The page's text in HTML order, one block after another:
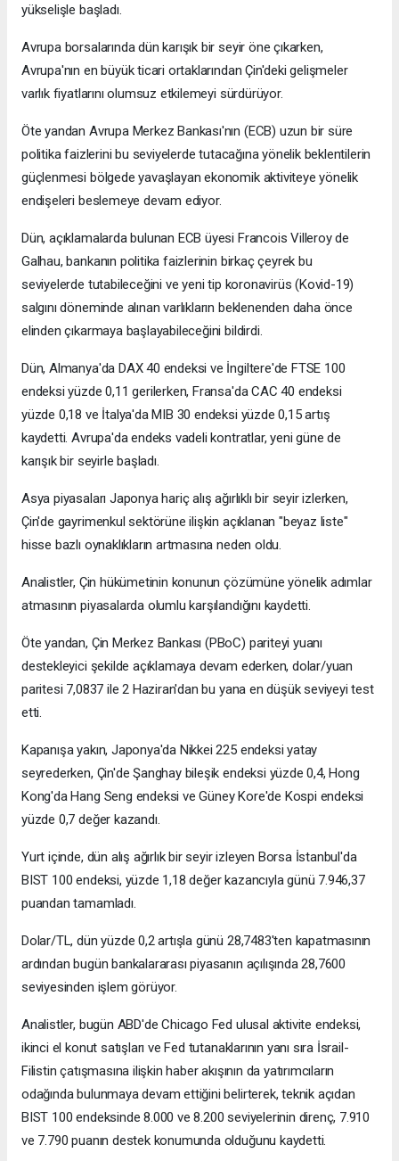
yükselişle başladı.
Avrupa borsalarında dün karışık bir seyir öne çıkarken,
Avrupa'nın en büyük ticari ortaklarından Çin'deki gelişmeler
varlık fiyatlarını olumsuz etkilemeyi sürdürüyor.
Öte yandan Avrupa Merkez Bankası'nın (ECB) uzun bir süre
politika faizlerini bu seviyelerde tutacağına yönelik beklentilerin
güçlenmesi bölgede yavaşlayan ekonomik aktiviteye yönelik
endişeleri beslemeye devam ediyor.
Dün, açıklamalarda bulunan ECB üyesi Francois Villeroy de
Galhau, bankanın politika faizlerinin birkaç çeyrek bu
seviyelerde tutabileceğini ve yeni tip koronavirüs (Kovid-19)
salgını döneminde alınan varlıkların beklenenden daha önce
elinden çıkarmaya başlayabileceğini bildirdi.
Dün, Almanya'da DAX 40 endeksi ve İngiltere'de FTSE 100
endeksi yüzde 0,11 gerilerken, Fransa'da CAC 40 endeksi
yüzde 0,18 ve İtalya'da MIB 30 endeksi yüzde 0,15 artış
kaydetti. Avrupa'da endeks vadeli kontratlar, yeni güne de
karışık bir seyirle başladı.
Asya piyasaları Japonya hariç alış ağırlıklı bir seyir izlerken,
Çin'de gayrimenkul sektörüne ilişkin açıklanan "beyaz liste"
hisse bazlı oynaklıkların artmasına neden oldu.
Analistler, Çin hükümetinin konunun çözümüne yönelik adımlar
atmasının piyasalarda olumlu karşılandığını kaydetti.
Öte yandan, Çin Merkez Bankası (PBoC) pariteyi yuanı
destekleyici şekilde açıklamaya devam ederken, dolar/yuan
paritesi 7,0837 ile 2 Haziran'dan bu yana en düşük seviyeyi test
etti.
Kapanışa yakın, Japonya'da Nikkei 225 endeksi yatay
seyrederken, Çin'de Şanghay bileşik endeksi yüzde 0,4, Hong
Kong'da Hang Seng endeksi ve Güney Kore'de Kospi endeksi
yüzde 0,7 değer kazandı.
Yurt içinde, dün alış ağırlık bir seyir izleyen Borsa İstanbul'da
BIST 100 endeksi, yüzde 1,18 değer kazancıyla günü 7.946,37
puandan tamamladı.
Dolar/TL, dün yüzde 0,2 artışla günü 28,7483'ten kapatmasının
ardından bugün bankalararası piyasanın açılışında 28,7600
seviyesinden işlem görüyor.
Analistler, bugün ABD'de Chicago Fed ulusal aktivite endeksi,
ikinci el konut satışları ve Fed tutanaklarının yanı sıra İsrail-
Filistin çatışmasına ilişkin haber akışının da yatırımcıların
odağında bulunmaya devam ettiğini belirterek, teknik açıdan
BIST 100 endeksinde 8.000 ve 8.200 seviyelerinin direnç, 7.910
ve 7.790 puanın destek konumunda olduğunu kaydetti.